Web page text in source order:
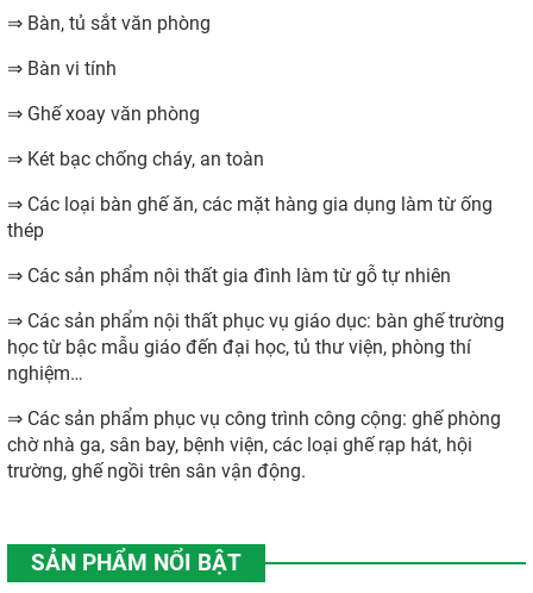
⇒ Bàn, tủ sắt văn phòng
⇒ Bàn vi tính
⇒ Ghế xoay văn phòng
⇒ Két bạc chống cháy, an toàn
⇒ Các loại bàn ghế ăn, các mặt hàng gia dụng làm từ ống
thép
⇒ Các sản phẩm nội thất gia đình làm từ gỗ tự nhiên
⇒ Các sản phẩm nội thất phục vụ giáo dục: bàn ghế trường
học từ bậc mẫu giáo đến đại học, tủ thư viện, phòng thí
nghiệm…
⇒ Các sản phẩm phục vụ công trình công cộng: ghế phòng
chờ nhà ga, sân bay, bệnh viện, các loại ghế rạp hát, hội
trường, ghế ngồi trên sân vận động.
SẢN PHẨM NỔI BẬT